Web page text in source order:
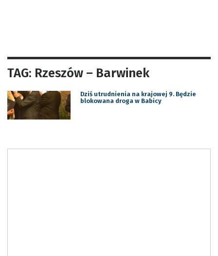
TAG: Rzeszów – Barwinek
Dziś utrudnienia na krajowej 9. Będzie
blokowana droga w Babicy